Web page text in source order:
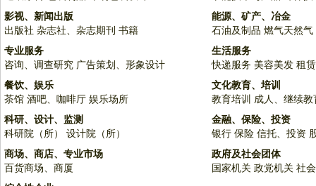
影视、新闻出版
出版社 杂志社、杂志期刊 书籍
能源、矿产、冶金
石油及制品 燃气天然气
专业服务
咨询、调查研究 广告策划、形象设计
生活服务
快递服务 美容美发 租
餐饮、娱乐
茶馆 酒吧、咖啡厅 娱乐场所
文化教育、培训
教育培训 成人、继续教
科研、设计、监测
科研院（所）
设计院（所）
金融、保险、投资
银行 保险 信托、投资
商场、商店、专业市场
百货商场、商厦
政府及社会团体
国家机关 政党机关 社